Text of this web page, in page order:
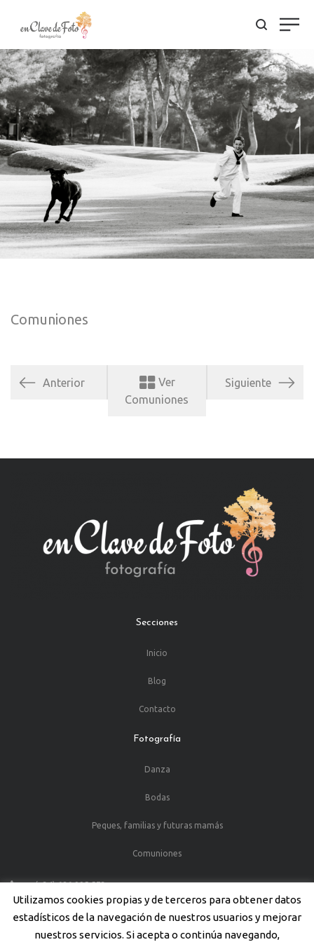
Comuniones
Anterior
Ver
Comuniones
Siguiente
Secciones
Inicio
Blog
Contacto
Fotografía
Danza
Bodas
Peques, familias y futuras mamás
Comuniones
(+34) 686 995 573
C/Juan de la Cosa, 13 30203 Cartagena (Murcia)
Utilizamos cookies propias y de terceros para obtener datos
estadísticos de la navegación de nuestros usuarios y mejorar
nuestros servicios. Si acepta o continúa navegando,